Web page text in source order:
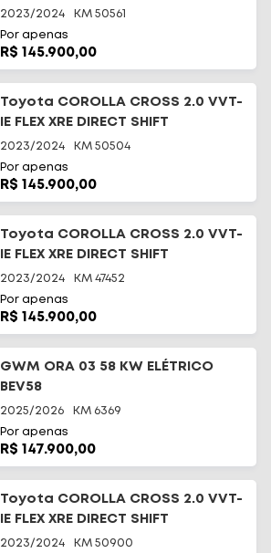
2023/2024 KM 50561
Por apenas
R$ 145.900,00
Toyota COROLLA CROSS 2.0 VVT-
IE FLEX XRE DIRECT SHIFT
2023/2024 KM 50504
Por apenas
R$ 145.900,00
Toyota COROLLA CROSS 2.0 VVT-
IE FLEX XRE DIRECT SHIFT
2023/2024 KM 47452
Por apenas
R$ 145.900,00
GWM ORA 03 58 KW ELÉTRICO
BEV58
2025/2026 KM 6369
Por apenas
R$ 147.900,00
Toyota COROLLA CROSS 2.0 VVT-
IE FLEX XRE DIRECT SHIFT
2023/2024 KM 50900